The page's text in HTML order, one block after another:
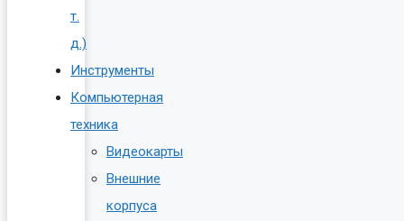
т.
д.)
Инструменты
Компьютерная
техника
Видеокарты
Внешние
корпуса